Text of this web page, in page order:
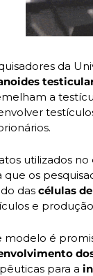
a
utilizados
que os
das células
e
modelo é
para a